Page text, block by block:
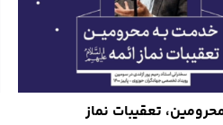
تعقیبات نماز